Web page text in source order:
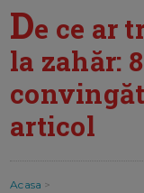
De ce ar
la zahăr:
articol
Acasa >